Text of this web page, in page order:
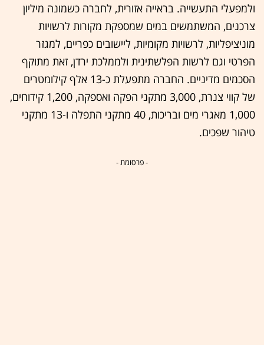
ולמפעלי התעשייה. בראייה אזורית, לחברה כשמונה מיליון
צרכנים, המשתמשים במים שמספקת מקורות לרשויות
מוניציפליות, לרשויות מקומיות, ליישובים כפריים, למגזר
הפרטי וגם לרשות הפלשתינית ולממלכת ירדן, זאת מתוקף
הסכמים מדיניים. החברה מתפעלת כ-13 אלף קילומטרים
של קווי צנרת, 3,000 מתקני הפקה ואספקה, 1,200 קידוחים,
1,000 מאגרי מים ובריכות, 40 מתקני התפלה ו-13 מתקני
טיהור שפכים.
- פרסומת -